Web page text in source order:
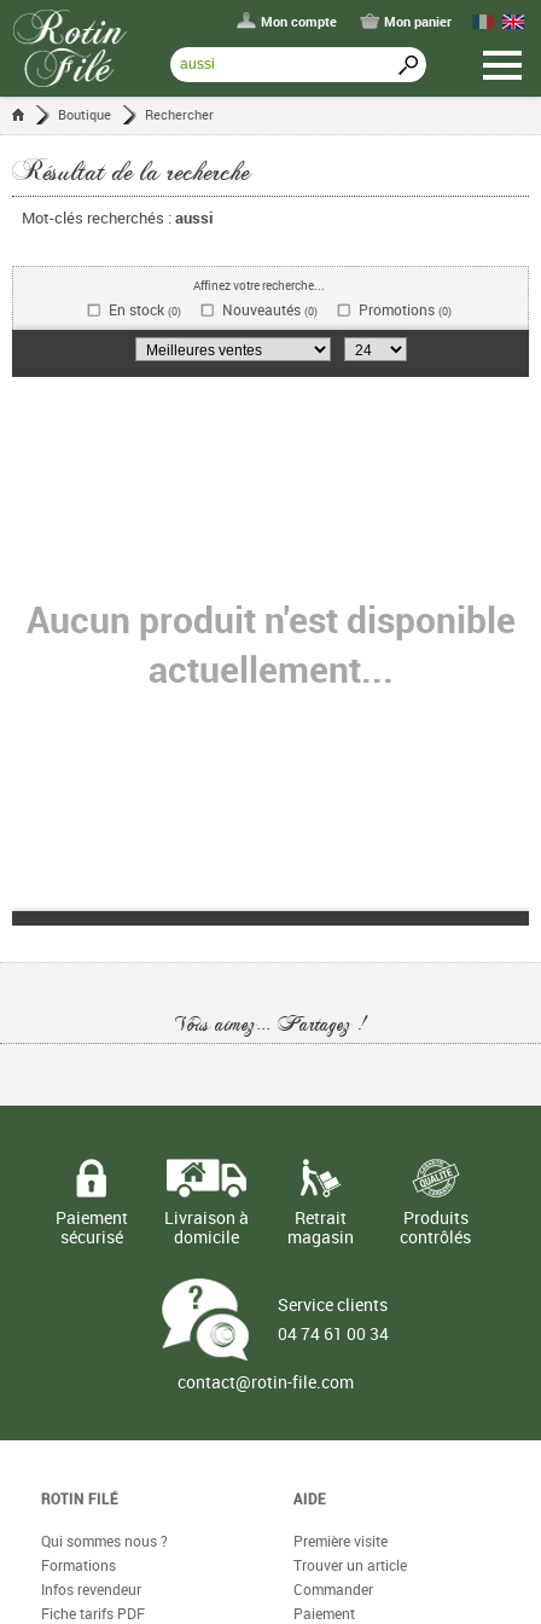
Mon compte Mon panier
Boutique Rechercher
Résultat de la recherche
Mot-clés recherchés :aussi
Affinez votre recherche...
En stock (0) Nouveautés (0) Promotions (0)
Aucun produit n'est disponible
actuellement...
Vous aimez... Partagez !
Paiement
sécurisé
Livraison à
domicile
Retrait
magasin
Produits
contrôlés
Service clients
04 74 61 00 34
contact@rotin-file.com
ROTIN FILÉ
Qui sommes nous ?
Formations
Infos revendeur
Fiche tarifs PDF
AIDE
Première visite
Trouver un article
Commander
Paiement